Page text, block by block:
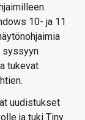
10- ja 11
syssyyn
tukevat
uudistukset
ja tuki Tiny